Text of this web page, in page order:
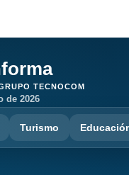
TECNOCOM
de 2026
Turismo